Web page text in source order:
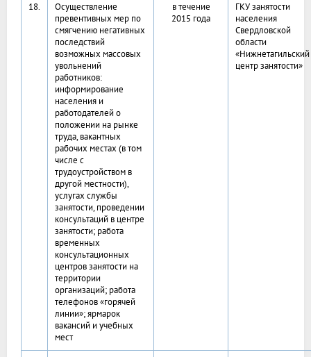
18.
Осуществление
превентивных мер по
смягчению негативных
последствий
возможных массовых
увольнений
работников:
информирование
населения и
работодателей о
положении на рынке
труда, вакантных
рабочих местах (в том
числе с
трудоустройством в
другой местности),
услугах службы
занятости, проведении
консультаций в центре
занятости; работа
временных
консультационных
центров занятости на
территории
организаций; работа
телефонов «горячей
линии»; ярмарок
вакансий и учебных
мест
в течение
2015 года
ГКУ занятости
населения
Свердловской
области
«Нижнетагильский
центр занятости»